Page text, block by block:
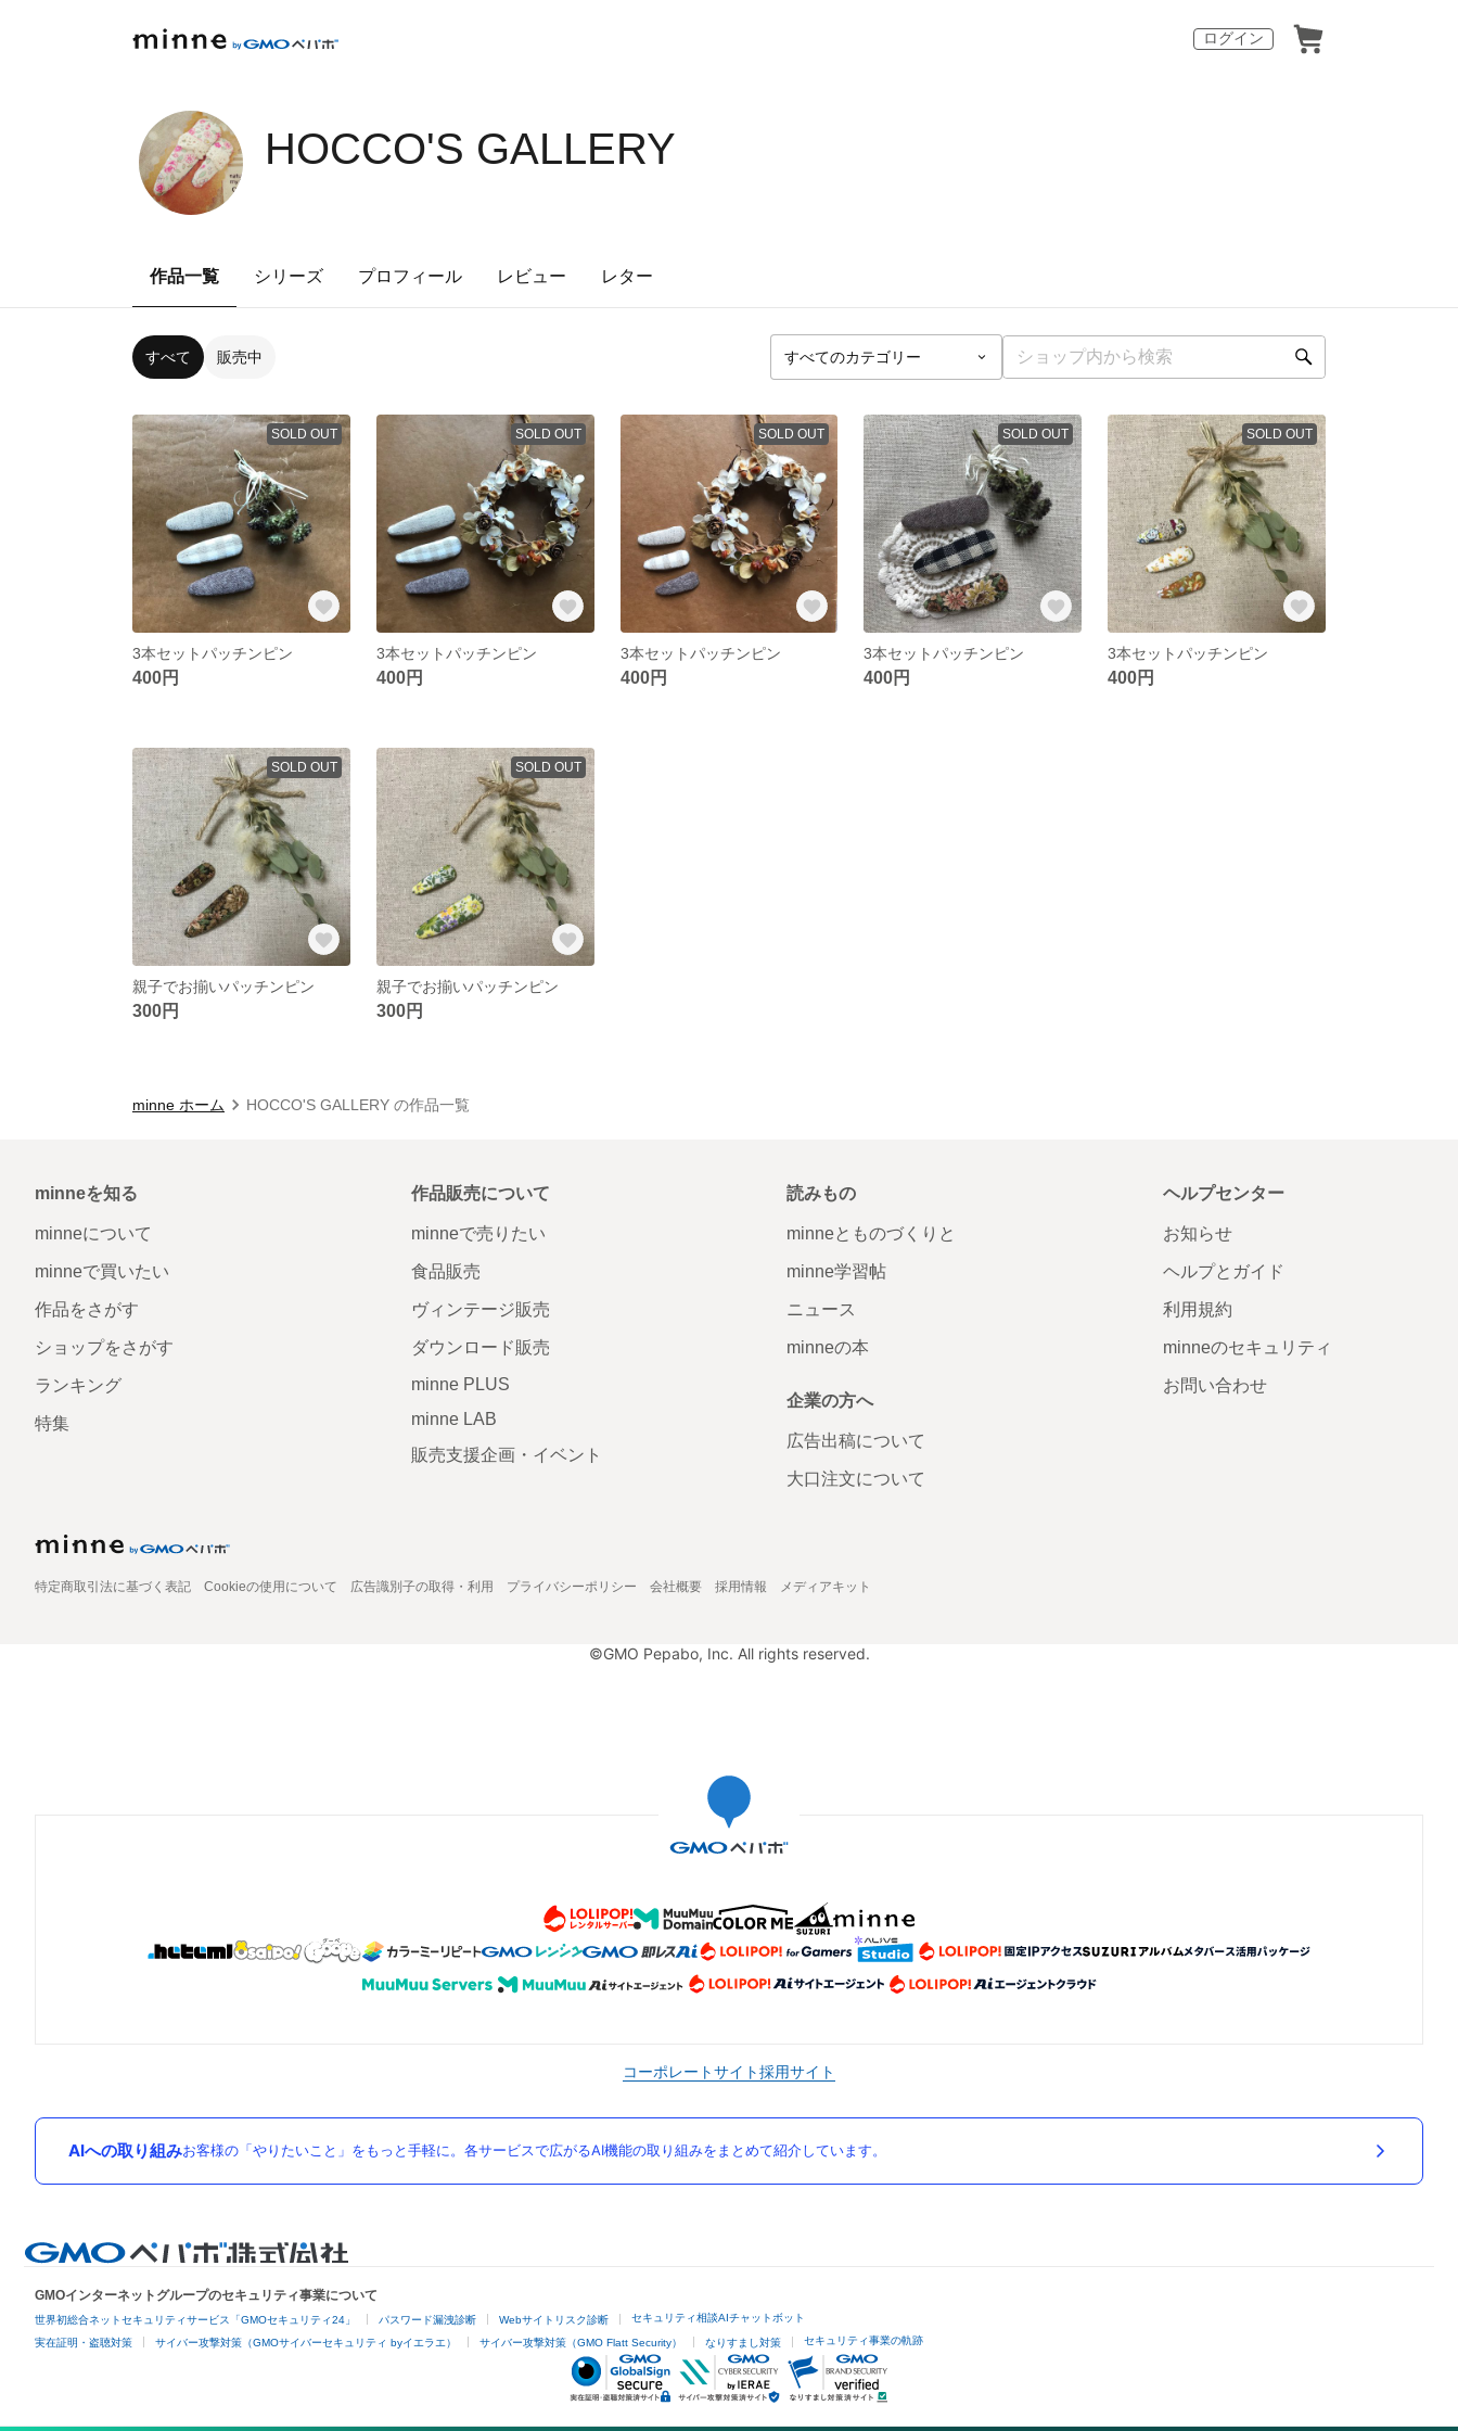
ログイン
HOCCO'S GALLERY
作品一覧 シリーズ プロフィール レビュー レター
すべて 販売中
SOLD OUT
3本セットパッチンピン
400円
SOLD OUT
3本セットパッチンピン
400円
SOLD OUT
3本セットパッチンピン
400円
SOLD OUT
3本セットパッチンピン
400円
SOLD OUT
3本セットパッチンピン
400円
SOLD OUT
親子でお揃いパッチンピン
300円
SOLD OUT
親子でお揃いパッチンピン
300円
minne ホーム HOCCO'S GALLERY の作品一覧
minneを知る
minneについて
minneで買いたい
作品をさがす
ショップをさがす
ランキング
特集
作品販売について
minneで売りたい
食品販売
ヴィンテージ販売
ダウンロード販売
minne PLUS
minne LAB
販売支援企画・イベント
読みもの
minneとものづくりと
minne学習帖
ニュース
minneの本
企業の方へ
広告出稿について
大口注文について
ヘルプセンター
お知らせ
ヘルプとガイド
利用規約
minneのセキュリティ
お問い合わせ
特定商取引法に基づく表記 Cookieの使用について 広告識別子の取得・利用 プライバシーポリシー 会社概要 採用情報 メディアキット
©GMO Pepabo, Inc. All rights reserved.
コーポレートサイト採用サイト
AIへの取り組みお客様の「やりたいこと」をもっと手軽に。各サービスで広がるAI機能の取り組みをまとめて紹介しています。
GMOインターネットグループのセキュリティ事業について
世界初総合ネットセキュリティサービス「GMOセキュリティ24」 パスワード漏洩診断 Webサイトリスク診断 セキュリティ相談AIチャットボット
実在証明・盗聴対策 サイバー攻撃対策（GMOサイバーセキュリティ byイエラエ） サイバー攻撃対策（GMO Flatt Security） なりすまし対策 セキュリティ事業の軌跡